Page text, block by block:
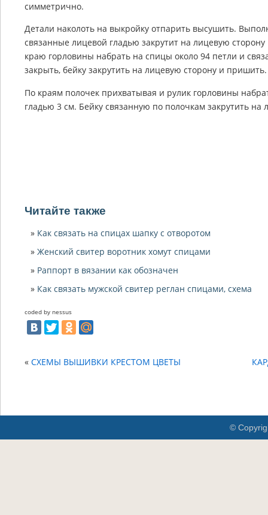
симметрично.
Детали наколоть на выкройку отпарить высушить.
связанные лицевой гладью закрутит на лицевую
краю горловины набрать на спицы около 94 петли и
закрыть, бейку закрутить на лицевую сторону и пришить.
По краям полочек прихватывая и рулик горловины
гладью 3 см. Бейку связанную по полочкам закрутить
Читайте также
Как связать на спицах шапку с отворотом
Женский свитер воротник хомут спицами
Раппорт в вязании как обозначен
Как связать мужской свитер реглан спицами, схема
coded by nessus
« СХЕМЫ ВЫШИВКИ КРЕСТОМ ЦВЕТЫ
©